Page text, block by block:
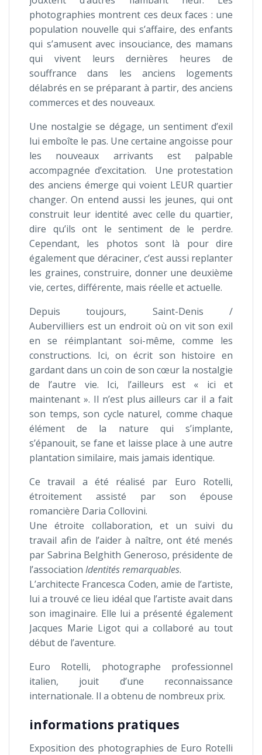
photographies montrent ces deux faces : une
population nouvelle qui s’affaire, des enfants
qui s’amusent avec insouciance, des mamans
qui vivent leurs dernières heures de
souffrance dans les anciens logements
délabrés en se préparant à partir, des anciens
commerces et des nouveaux.
Une nostalgie se dégage, un sentiment d’exil
lui emboîte le pas. Une certaine angoisse pour
les nouveaux arrivants est palpable
accompagnée d’excitation. Une protestation
des anciens émerge qui voient LEUR quartier
changer. On entend aussi les jeunes, qui ont
construit leur identité avec celle du quartier,
dire qu’ils ont le sentiment de le perdre.
Cependant, les photos sont là pour dire
également que déraciner, c’est aussi replanter
les graines, construire, donner une deuxième
vie, certes, différente, mais réelle et actuelle.
Depuis toujours, Saint-Denis /
Aubervilliers est un endroit où on vit son exil
en se réimplantant soi-même, comme les
constructions. Ici, on écrit son histoire en
gardant dans un coin de son cœur la nostalgie
de l’autre vie. Ici, l’ailleurs est « ici et
maintenant ». Il n’est plus ailleurs car il a fait
son temps, son cycle naturel, comme chaque
élément de la nature qui s’implante,
s’épanouit, se fane et laisse place à une autre
plantation similaire, mais jamais identique.
Ce travail a été réalisé par Euro Rotelli,
étroitement assisté par son épouse
romancière Daria Collovini.
Une étroite collaboration, et un suivi du
travail afin de l’aider à naître, ont été menés
par Sabrina Belghith Generoso, présidente de
l’association Identités remarquables.
L’architecte Francesca Coden, amie de l’artiste,
lui a trouvé ce lieu idéal que l’artiste avait dans
son imaginaire. Elle lui a présenté également
Jacques Marie Ligot qui a collaboré au tout
début de l’aventure.
Euro Rotelli, photographe professionnel
italien, jouit d’une reconnaissance
internationale. Il a obtenu de nombreux prix.
informations pratiques
Exposition des photographies de Euro Rotelli